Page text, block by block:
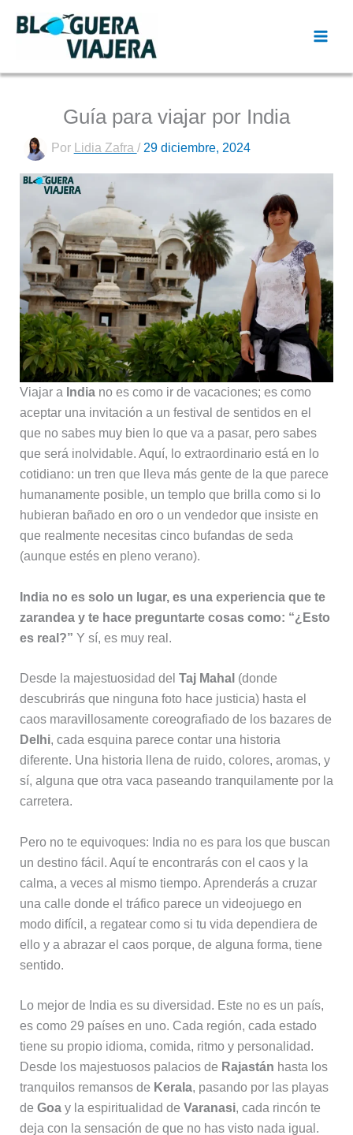
Guía para viajar por India
Por Lidia Zafra / 29 diciembre, 2024
Viajar a Indiano es como ir de vacaciones; es como
aceptar una invitación a un festival de sentidos en el
que no sabes muy bien lo que va a pasar, pero sabes
que será inolvidable. Aquí, lo extraordinario está en lo
cotidiano: un tren que lleva más gente de la que parece
humanamente posible, un templo que brilla como si lo
hubieran bañado en oro o un vendedor que insiste en
que realmente necesitas cinco bufandas de seda
(aunque estés en pleno verano).
India no es solo un lugar, es una experiencia que te
zarandea y te hace preguntarte cosas como: “¿Esto
es real?” Y sí, es muy real.
Desde la majestuosidad del Taj Mahal (donde
descubrirás que ninguna foto hace justicia) hasta el
caos maravillosamente coreografiado de los bazares de
Delhi, cada esquina parece contar una historia
diferente. Una historia llena de ruido, colores, aromas, y
sí, alguna que otra vaca paseando tranquilamente por la
carretera.
Pero no te equivoques: India no es para los que buscan
un destino fácil. Aquí te encontrarás con el caos y la
calma, a veces al mismo tiempo. Aprenderás a cruzar
una calle donde el tráfico parece un videojuego en
modo difícil, a regatear como si tu vida dependiera de
ello y a abrazar el caos porque, de alguna forma, tiene
sentido.
Lo mejor de India es su diversidad. Este no es un país,
es como 29 países en uno. Cada región, cada estado
tiene su propio idioma, comida, ritmo y personalidad.
Desde los majestuosos palacios de Rajastán hasta los
tranquilos remansos de Kerala, pasando por las playas
de Goay la espiritualidad de Varanasi, cada rincón te
deja con la sensación de que no has visto nada igual.